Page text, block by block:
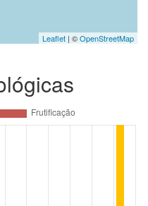
Leaflet | ©OpenStreetMap